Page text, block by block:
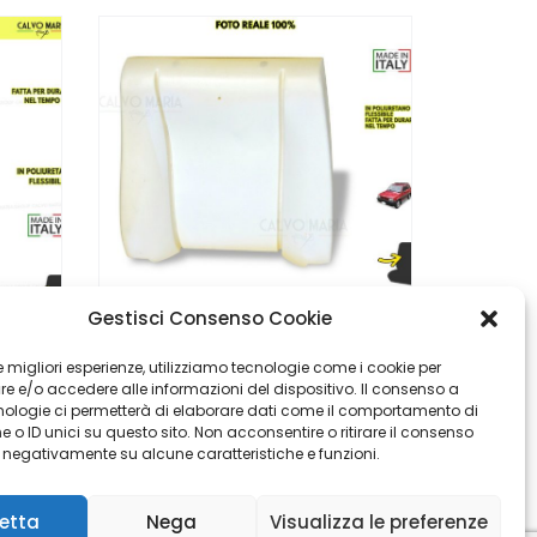
Gestisci Consenso Cookie
migliori esperienze, utilizziamo tecnologie come i cookie per
e/o accedere alle informazioni del dispositivo. Il consenso a
ci permetterà di elaborare dati come il comportamento di
o ID unici su questo sito. Non acconsentire o ritirare il consenso
su alcune caratteristiche e funzioni.
Nega Visualizza le preferenze
Imbottiture SEDUTA E SCHIENALE Sedile Minibus
Imbottitura Schienale Sedile Anteriore Fiat Panda 141 (1986–2003) – Destra/Sinistra
44,90
€ 50,90
€